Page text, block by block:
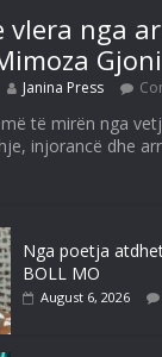
vlera nga
Gjoni
Janina Press
të mirën nga
injorancë dhe
Nga poetja
BOLL MO
August 6, 2026